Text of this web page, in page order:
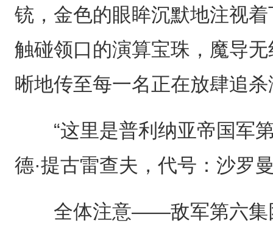
铳，金色的眼眸沉默地注视
触碰领口的演算宝珠，魔导
晰地传至每一名正在放肆追
“这里是普利纳亚帝国军第
德·提古雷查夫，代号：沙罗
全体注意——敌军第六集